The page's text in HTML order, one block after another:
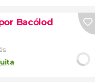
Bacólod